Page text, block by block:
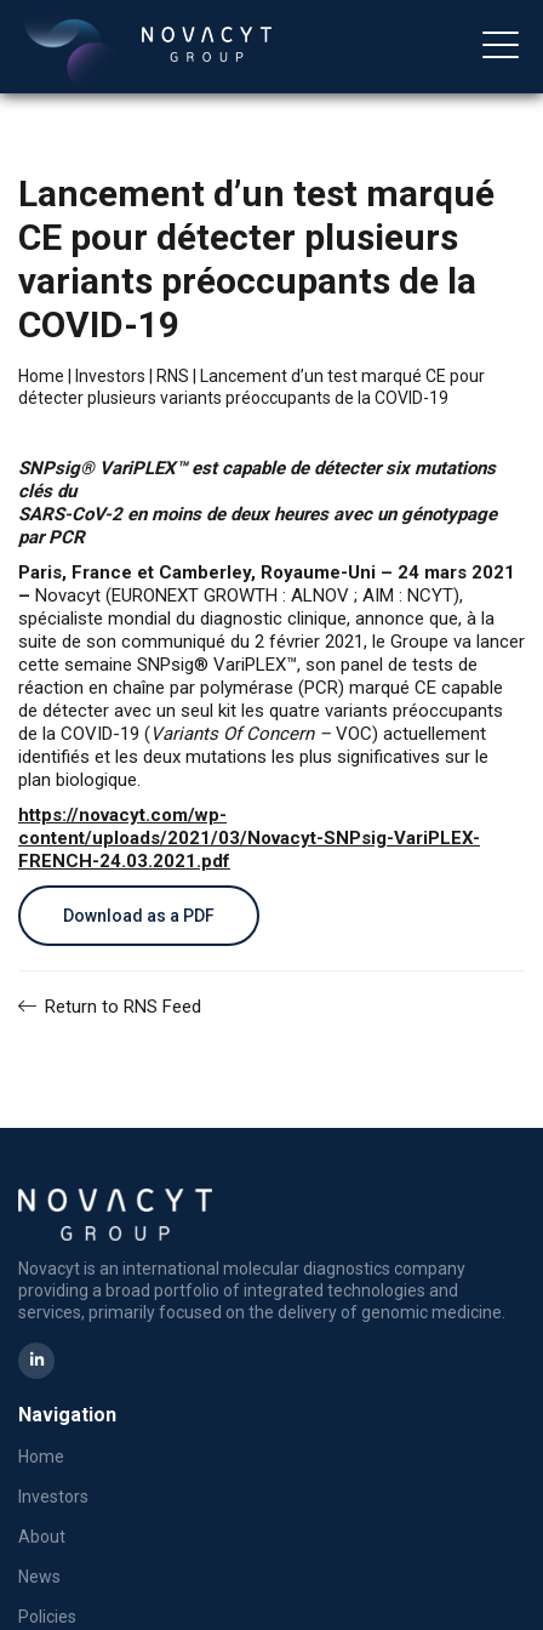
Lancement d’un test marqué
CE pour détecter plusieurs
variants préoccupants de la
COVID-19
Home Investors RNS
Lancement d’un test marqué CE pour
détecter plusieurs variants préoccupants de la COVID-19
SNPsig® VariPLEX™ est capable de détecter six mutations
clés du
SARS-CoV-2 en moins de deux heures avec un génotypage
par PCR
Paris, France et Camberley, Royaume-Uni – 24 mars 2021
– Novacyt (EURONEXT GROWTH : ALNOV ; AIM : NCYT),
spécialiste mondial du diagnostic clinique, annonce que, à la
suite de son communiqué du 2 février 2021, le Groupe va lancer
cette semaine SNPsig® VariPLEX™, son panel de tests de
réaction en chaîne par polymérase (PCR) marqué CE capable
de détecter avec un seul kit les quatre variants préoccupants
de la COVID-19 (Variants Of Concern – VOC) actuellement
identifiés et les deux mutations les plus significatives sur le
plan biologique.
https://novacyt.com/wp-
content/uploads/2021/03/Novacyt-SNPsig-VariPLEX-
FRENCH-24.03.2021.pdf
Download as a PDF
Return to RNS Feed
Novacyt is an international molecular diagnostics company
providing a broad portfolio of integrated technologies and
services, primarily focused on the delivery of genomic medicine.
Navigation
Home
Investors
About
News
Policies